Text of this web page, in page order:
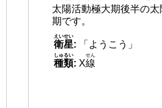
太陽活動極大期後半の
期です。
衛星
えいせい
:
「ようこう」
種類
しゅるい
: X線
せん